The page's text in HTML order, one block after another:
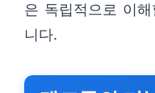
은 독립적으로 이
니다.